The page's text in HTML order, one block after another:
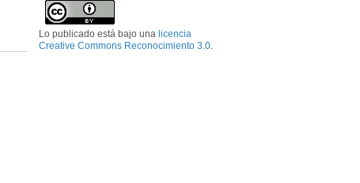
Lo publicado está bajo una licencia
Creative Commons Reconocimiento 3.0.